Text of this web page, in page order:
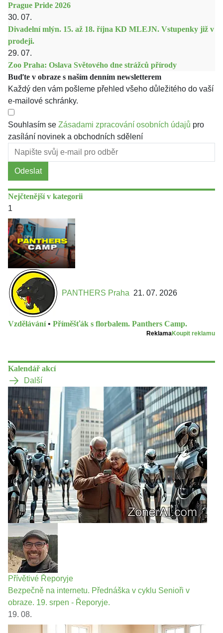
Prague Pride 2026
30. 07.
Divadelní mlýn. 15. až 18. října KD MLEJN. Vstupenky již v
prodeji.
29. 07.
Zoo Praha: Oslava Světového dne strážců přírody
Buďte v obraze s naším denním newsletterem
Každý den vám pošleme přehled všeho důležitého do vaší
e-mailové schránky.
Souhlasím se Zásadami zpracování osobních údajů pro
zasílání novinek a obchodních sdělení
Odeslat
Nejčtenější v kategorii
1
PANTHERS Praha 21. 07. 2026
Vzdělávání • Příměšťák s florbalem. Panthers Camp.
ReklamaKoupit reklamu
Kalendář akcí
Další
Přívětivé Řeporyje
Bezpečně na internetu. Přednáška v cyklu Senioři v
obraze. 19. srpen - Řeporyje.
19. 08.